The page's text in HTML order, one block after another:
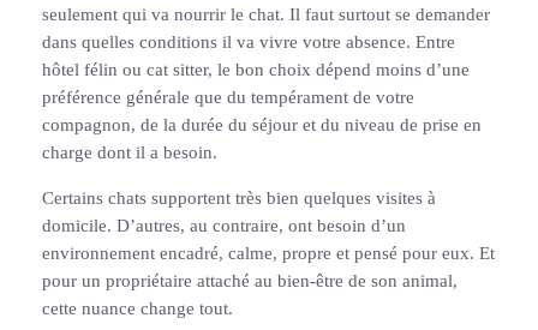
seulement qui va nourrir le chat. Il faut surtout se demander
dans quelles conditions il va vivre votre absence. Entre
hôtel félin ou cat sitter, le bon choix dépend moins d’une
préférence générale que du tempérament de votre
compagnon, de la durée du séjour et du niveau de prise en
charge dont il a besoin.
Certains chats supportent très bien quelques visites à
domicile. D’autres, au contraire, ont besoin d’un
environnement encadré, calme, propre et pensé pour eux. Et
pour un propriétaire attaché au bien-être de son animal,
cette nuance change tout.